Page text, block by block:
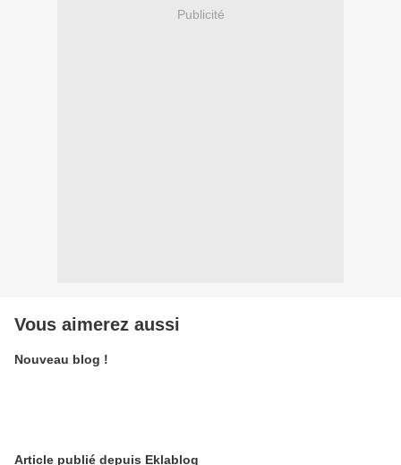
Publicité
Vous aimerez aussi
Nouveau blog !
Article publié depuis Eklablog